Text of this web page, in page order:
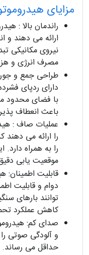
مزایای
راندمان بالا :
ارائه می دهند و
نیروی مکانیکی
مصرف انرژی و
طراحی جمع و جور
دارای ردپای
با فضای محدود
باعث انعطاف
عملیات صاف :
را ارائه می
را به همراه دارد.
موقعیت یابی
قابلیت اطمینان:
دوام و قابلیت
توانند بارهای
کاهش عملکرد
صدای کم:
و آلودگی صوتی
حداقل می رساند.